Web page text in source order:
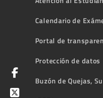
Calendario de
Portal de
Protección de datos
Buzón de Quejas,